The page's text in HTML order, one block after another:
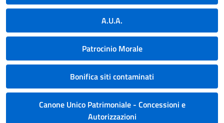
A.U.A.
Patrocinio Morale
Bonifica siti contaminati
Canone Unico Patrimoniale - Concessioni e
Autorizzazioni